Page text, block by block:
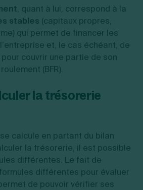
, quant à lui, correspond à la
stables (capitaux propres,
qui permet de financer les
et, le cas échéant, de
couvrir une partie de son
(BFR).
la trésorerie
calcule en partant du bilan
la trésorerie, il est possible
différentes. Le fait de
différentes pour évaluer
de pouvoir vérifier ses